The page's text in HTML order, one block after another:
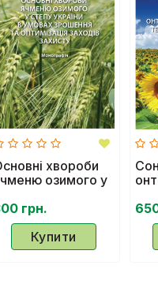
хвороби
озимого у
зрошення
та оптимізація
заходів захисту
грн.
Купити